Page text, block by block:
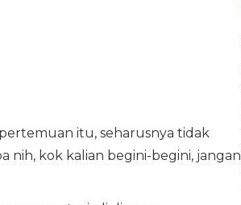
itu, seharusnya tidak
nih, kok kalian begini-begini, jangan